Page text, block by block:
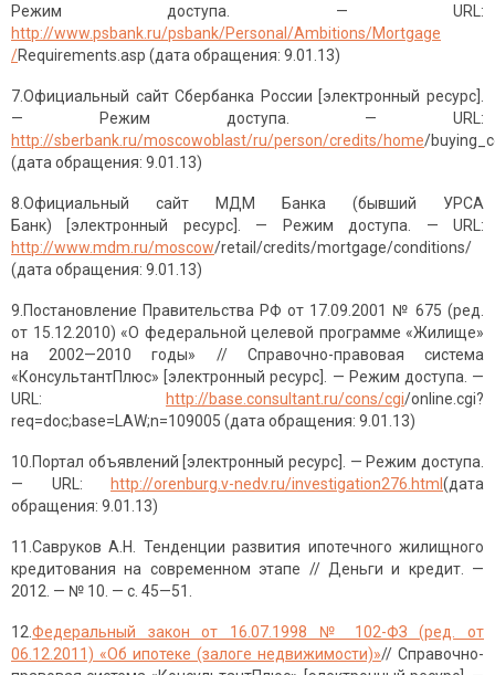
Режим доступа. — URL:
http://www.psbank.ru/psbank/Personal/Ambitions/Mortgage
/Requirements.asp (дата обращения: 9.01.13)
7.Официальный сайт Сбербанка России [электронный ресурс].
— Режим доступа. — URL:
http://sberbank.ru/moscowoblast/ru/person/credits/home/
(дата обращения: 9.01.13)
8.Официальный сайт МДМ Банка (бывший УРСА
Банк) [электронный ресурс]. — Режим доступа. — URL:
http://www.mdm.ru/moscow/retail/credits/mortgage/conditions/
(дата обращения: 9.01.13)
9.Постановление Правительства РФ от 17.09.2001 № 675 (ред.
от 15.12.2010) «О федеральной целевой программе «Жилище»
на 2002—2010 годы» // Справочно-правовая система
«КонсультантПлюс» [электронный ресурс]. — Режим доступа. —
URL:
http://base.consultant.ru/cons/cgi/online.cgi?
req=doc;base=LAW;n=109005 (дата обращения: 9.01.13)
10.Портал объявлений [электронный ресурс]. — Режим доступа.
— URL:
http://orenburg.v-nedv.ru/investigation276.html (дата
обращения: 9.01.13)
11.Савруков А.Н. Тенденции развития ипотечного жилищного
кредитования на современном этапе // Деньги и кредит. —
2012. — № 10. — с. 45—51.
12. Федеральный закон от 16.07.1998 № 102-ФЗ (ред. от
06.12.2011) «Об ипотеке (залоге недвижимости)»// Справочно-